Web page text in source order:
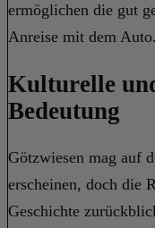
ermöglichen die gut
Anreise mit dem Auto.
Kulturelle
Bedeutung
Götzwiesen mag auf
erscheinen, doch die
Geschichte